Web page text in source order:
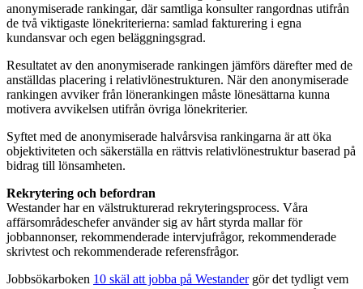
anonymiserade rankingar, där samtliga konsulter rangordnas utifrån
de två viktigaste lönekriterierna: samlad fakturering i egna
kundansvar och egen beläggningsgrad.
Resultatet av den anonymiserade rankingen jämförs därefter med de
anställdas placering i relativlönestrukturen. När den anonymiserade
rankingen avviker från lönerankingen måste lönesättarna kunna
motivera avvikelsen utifrån övriga lönekriterier.
Syftet med de anonymiserade halvårsvisa rankingarna är att öka
objektiviteten och säkerställa en rättvis relativlönestruktur baserad på
bidrag till lönsamheten.
Rekrytering och befordran
Westander har en välstrukturerad rekryteringsprocess. Våra
affärsområdeschefer använder sig av hårt styrda mallar för
jobbannonser, rekommenderade intervjufrågor, rekommenderade
skrivtest och rekommenderade referensfrågor.
Jobbsökarboken 10 skäl att jobba på Westandergör det tydligt vem